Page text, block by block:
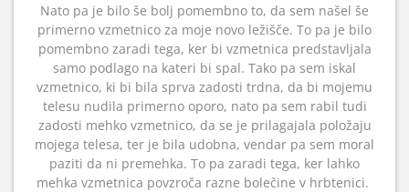
Nato pa je bilo še bolj pomembno to, da sem našel še
primerno vzmetnico za moje novo ležišče. To pa je bilo
pomembno zaradi tega, ker bi vzmetnica predstavljala
samo podlago na kateri bi spal. Tako pa sem iskal
vzmetnico, ki bi bila sprva zadosti trdna, da bi mojemu
telesu nudila primerno oporo, nato pa sem rabil tudi
zadosti mehko vzmetnico, da se je prilagajala položaju
mojega telesa, ter je bila udobna, vendar pa sem moral
paziti da ni premehka. To pa zaradi tega, ker lahko
mehka vzmetnica povzroča razne bolečine v hrbtenici.